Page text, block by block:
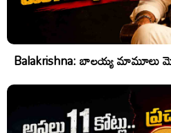
Balakrishna: బాలయ్య మామూలు